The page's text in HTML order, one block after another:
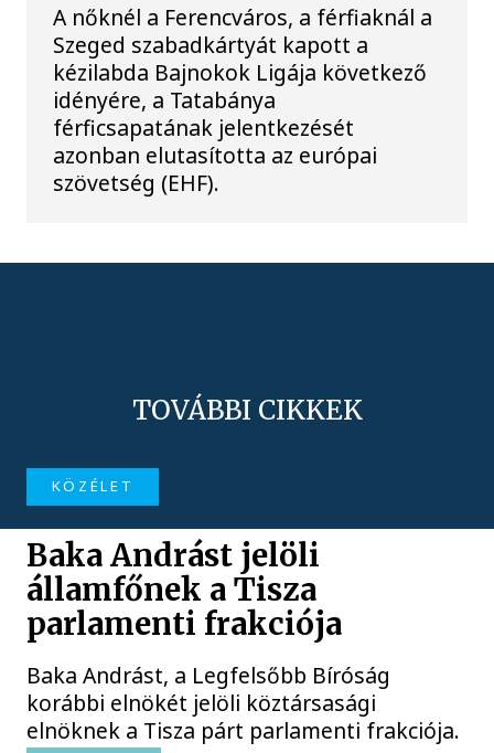
A nőknél a Ferencváros, a férfiaknál a
Szeged szabadkártyát kapott a
kézilabda Bajnokok Ligája következő
idényére, a Tatabánya
férficsapatának jelentkezését
azonban elutasította az európai
szövetség (EHF).
TOVÁBBI CIKKEK
KÖZÉLET
Baka Andrást jelöli
államfőnek a Tisza
parlamenti frakciója
Baka Andrást, a Legfelsőbb Bíróság
korábbi elnökét jelöli köztársasági
elnöknek a Tisza párt parlamenti frakciója.